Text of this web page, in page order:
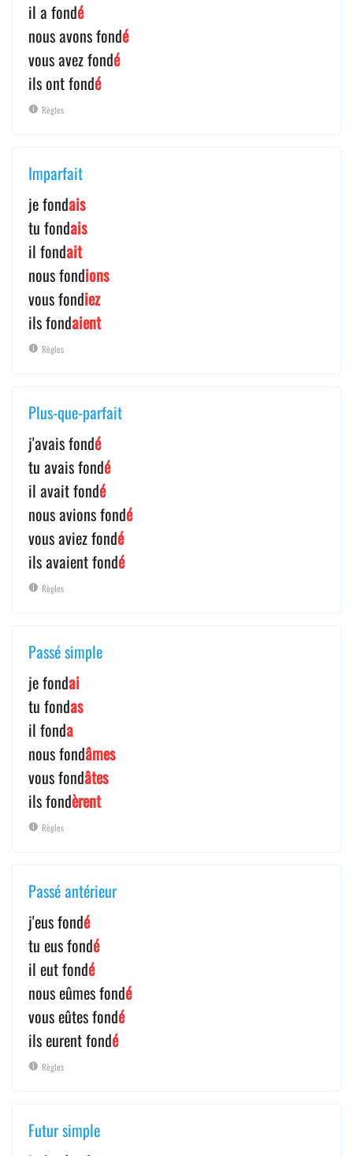
il a fondé
nous avons fondé
vous avez fondé
ils ont fondé
Règles
Imparfait
je fondais
tu fondais
il fondait
nous fondions
vous fondiez
ils fondaient
Règles
Plus-que-parfait
j'avais fondé
tu avais fondé
il avait fondé
nous avions fondé
vous aviez fondé
ils avaient fondé
Règles
Passé simple
je fondai
tu fondas
il fonda
nous fondâmes
vous fondâtes
ils fondèrent
Règles
Passé antérieur
j'eus fondé
tu eus fondé
il eut fondé
nous eûmes fondé
vous eûtes fondé
ils eurent fondé
Règles
Futur simple